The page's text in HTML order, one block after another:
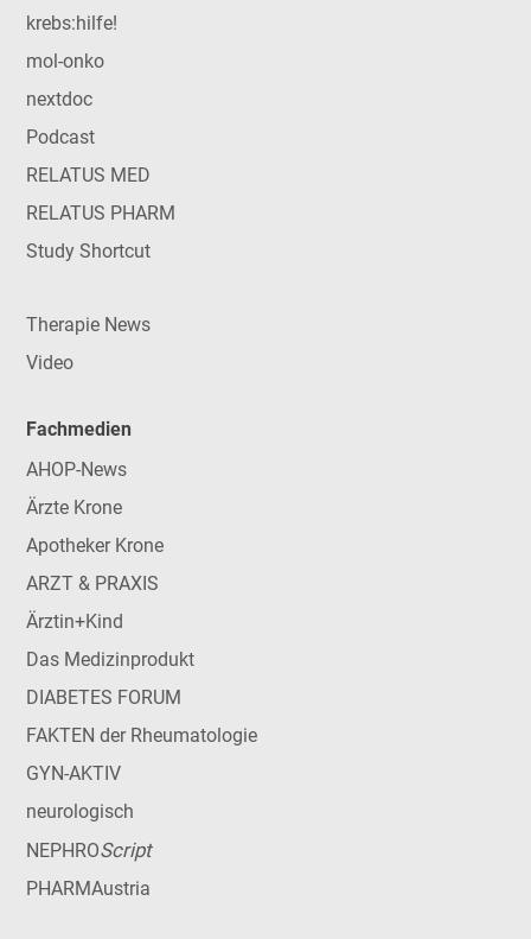
krebs:hilfe!
mol-onko
nextdoc
Podcast
RELATUS MED
RELATUS PHARM
Study Shortcut
Therapie News
Video
Fachmedien
AHOP-News
Ärzte Krone
Apotheker Krone
ARZT & PRAXIS
Ärztin+Kind
Das Medizinprodukt
DIABETES FORUM
FAKTEN der Rheumatologie
GYN-AKTIV
neurologisch
NEPHROScript
PHARMAustria